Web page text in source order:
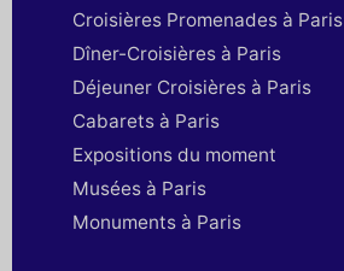
Croisières Promenades à Paris
Dîner-Croisières à Paris
Déjeuner Croisières à Paris
Cabarets à Paris
Expositions du moment
Musées à Paris
Monuments à Paris